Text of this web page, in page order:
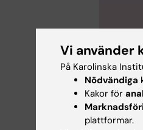
Vi använder
På Karolinska
Nödvändiga
Kakor för
plattformar.